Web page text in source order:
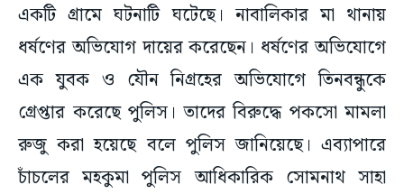
একটি গ্রামে ঘটনাটি ঘটেছে। নাবালিকার মা থানায়
ধর্ষণের অভিযোগ দায়ের করেছেন। ধর্ষণের অভিযোগে
এক যুবক ও যৌন নিগ্রহের অভিযোগে তিনবন্ধুকে
গ্রেপ্তার করেছে পুলিস। তাদের বিরুদ্ধে পকসো মামলা
রুজু করা হয়েছে বলে পুলিস জানিয়েছে। এব্যাপারে
চাঁচলের মহকুমা পুলিস আধিকারিক সোমনাথ সাহা